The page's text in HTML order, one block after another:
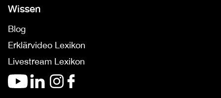
Wissen
Blog
Erklärvideo Lexikon
Livestream Lexikon